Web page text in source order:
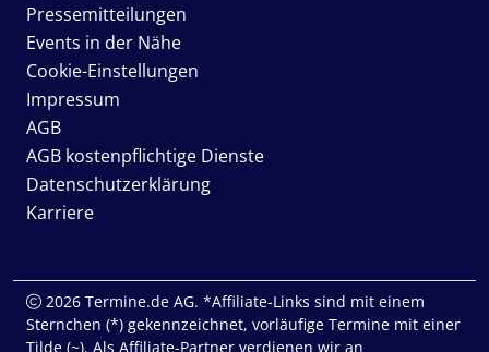
Pressemitteilungen
Events in der Nähe
Cookie-Einstellungen
Impressum
AGB
AGB kostenpflichtige Dienste
Datenschutzerklärung
Karriere
2026 Termine.de AG. *Affiliate-Links sind mit einem
Sternchen (*) gekennzeichnet, vorläufige Termine mit einer
Tilde (~). Als Affiliate-Partner verdienen wir an